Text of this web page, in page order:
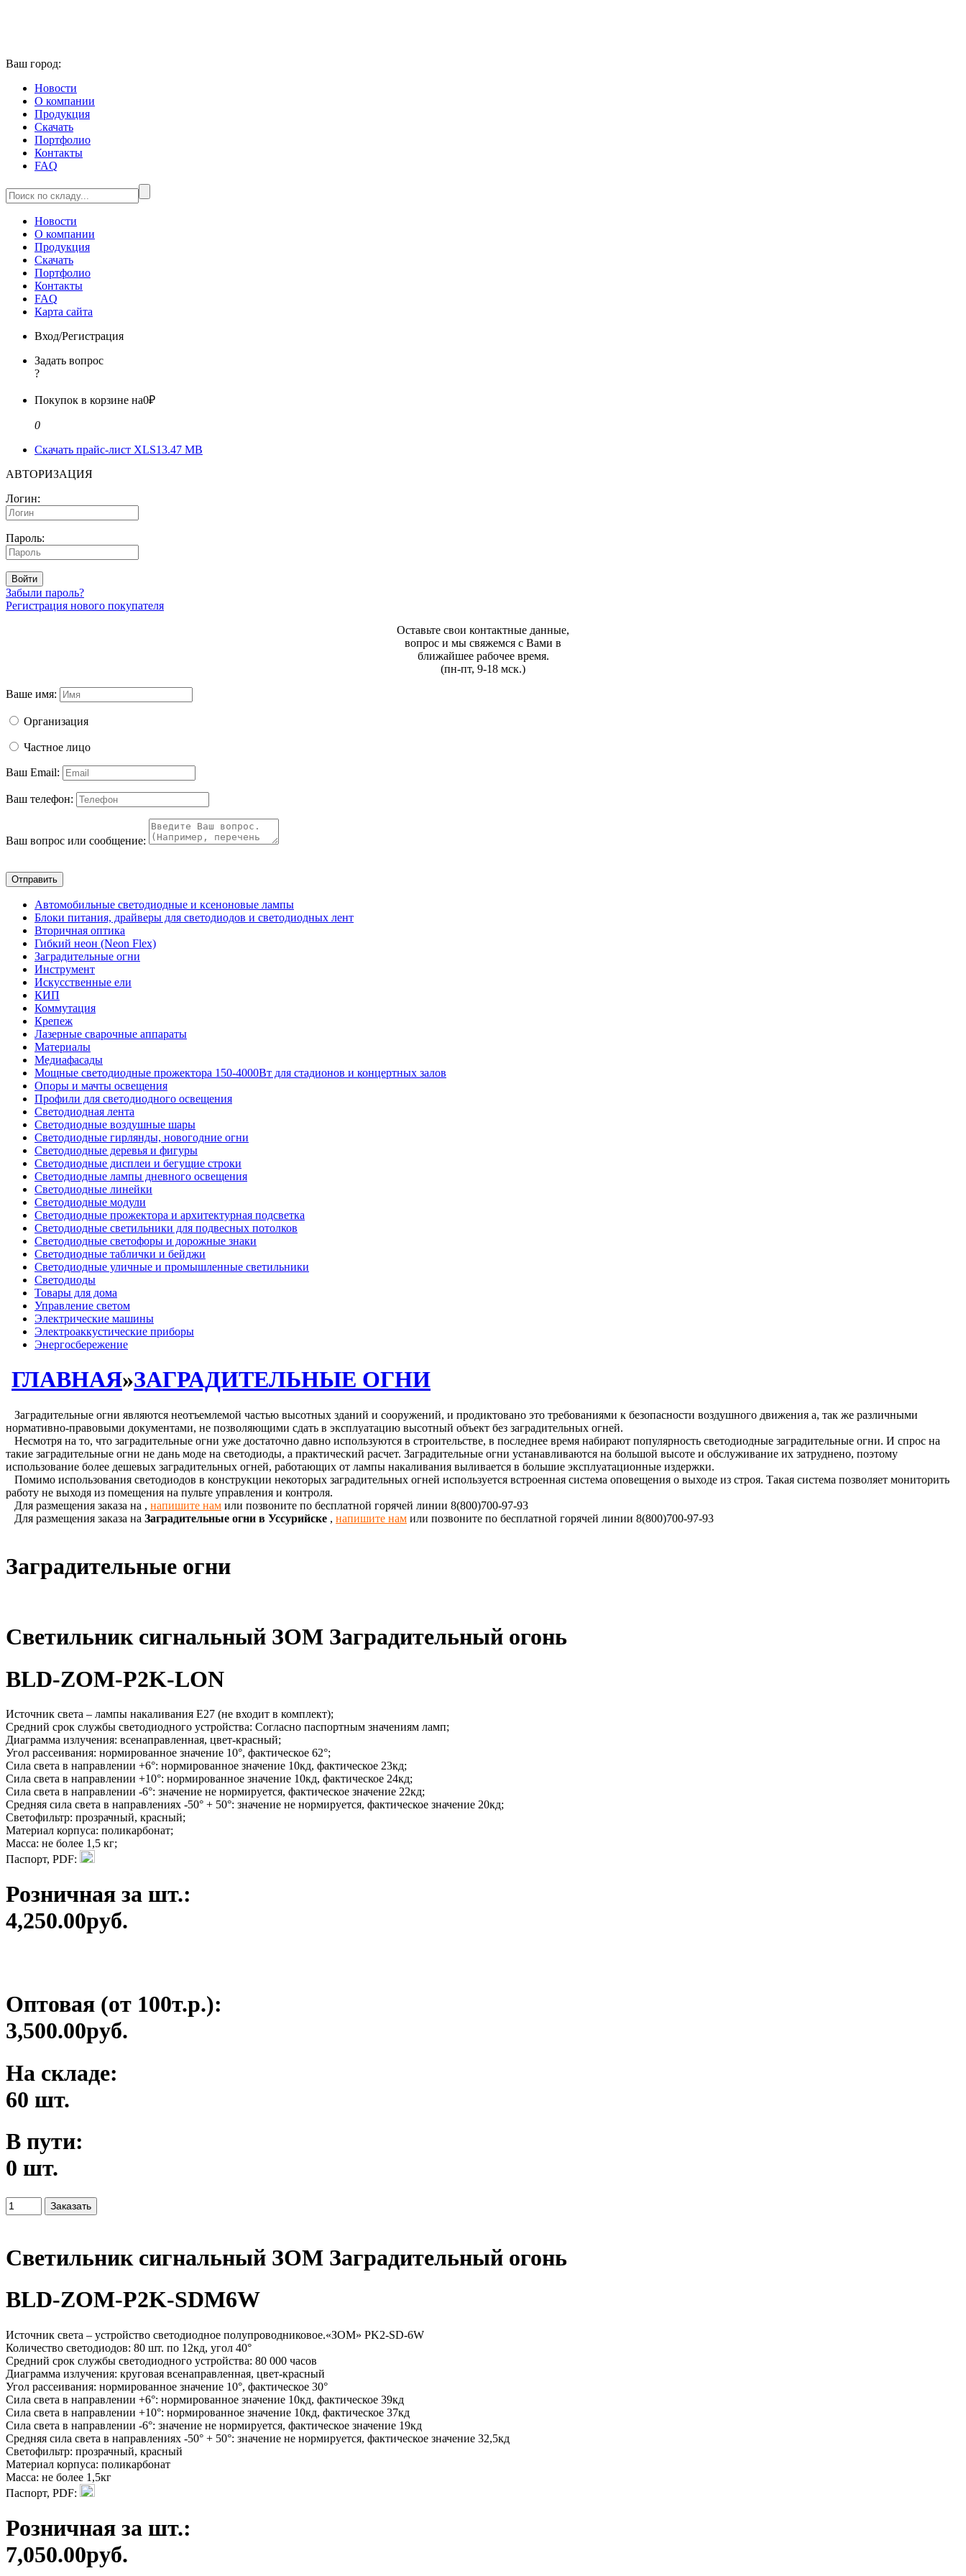
Ваш город:
Новости
О компании
Продукция
Скачать
Портфолио
Контакты
FAQ
Новости
О компании
Продукция
Скачать
Портфолио
Контакты
FAQ
Карта сайта
Вход/Регистрация
Задать вопрос
?
Покупок в корзине на0₽
0
Скачать прайс-лист XLS13.47 MB
АВТОРИЗАЦИЯ
Логин:
Пароль:
Войти
Забыли пароль?
Регистрация нового покупателя
Оставьте свои контактные данные,
вопрос и мы свяжемся с Вами в
ближайшее рабочее время.
(пн-пт, 9-18 мск.)
Ваше имя:
Организация
Частное лицо
Ваш Email:
Ваш телефон:
Ваш вопрос или сообщение:
Отправить
Автомобильные светодиодные и ксеноновые лампы
Блоки питания, драйверы для светодиодов и светодиодных лент
Вторичная оптика
Гибкий неон (Neon Flex)
Заградительные огни
Инструмент
Искусственные ели
КИП
Коммутация
Крепеж
Лазерные сварочные аппараты
Материалы
Медиафасады
Мощные светодиодные прожектора 150-4000Вт для стадионов и концертных залов
Опоры и мачты освещения
Профили для светодиодного освещения
Светодиодная лента
Светодиодные воздушные шары
Светодиодные гирлянды, новогодние огни
Светодиодные деревья и фигуры
Светодиодные дисплеи и бегущие строки
Светодиодные лампы дневного освещения
Светодиодные линейки
Светодиодные модули
Светодиодные прожектора и архитектурная подсветка
Светодиодные светильники для подвесных потолков
Светодиодные светофоры и дорожные знаки
Светодиодные таблички и бейджи
Светодиодные уличные и промышленные светильники
Светодиоды
Товары для дома
Управление светом
Электрические машины
Электроаккустические приборы
Энергосбережение
ГЛАВНАЯ»ЗАГРАДИТЕЛЬНЫЕ ОГНИ
Заградительные огни являются неотъемлемой частью высотных зданий и сооружений, и продиктовано это требованиями к безопасности воздушного движения а, так же различными
нормативно-правовыми документами, не позволяющими сдать в эксплуатацию высотный объект без заградительных огней.
Несмотря на то, что заградительные огни уже достаточно давно используются в строительстве, в последнее время набирают популярность светодиодные заградительные огни. И спрос на
такие заградительные огни не дань моде на светодиоды, а практический расчет. Заградительные огни устанавливаются на большой высоте и обслуживание их затруднено, поэтому
использование более дешевых заградительных огней, работающих от лампы накаливания выливается в большие эксплуатационные издержки.
Помимо использования светодиодов в конструкции некоторых заградительных огней используется встроенная система оповещения о выходе из строя. Такая система позволяет мониторить
работу не выходя из помещения на пульте управления и контроля.
Для размещения заказа на , напишите нам или позвоните по бесплатной горячей линии 8(800)700-97-93
Для размещения заказа на Заградительные огни в Уссурийске , напишите нам или позвоните по бесплатной горячей линии 8(800)700-97-93
Заградительные огни
Светильник сигнальный ЗОМ Заградительный огонь
BLD-ZOM-P2K-LON
Источник света – лампы накаливания Е27 (не входит в комплект);
Средний срок службы светодиодного устройства: Согласно паспортным значениям ламп;
Диаграмма излучения: всенаправленная, цвет-красный;
Угол рассеивания: нормированное значение 10°, фактическое 62°;
Сила света в направлении +6°: нормированное значение 10кд, фактическое 23кд;
Сила света в направлении +10°: нормированное значение 10кд, фактическое 24кд;
Сила света в направлении -6°: значение не нормируется, фактическое значение 22кд;
Средняя сила света в направлениях -50° + 50°: значение не нормируется, фактическое значение 20кд;
Светофильтр: прозрачный, красный;
Материал корпуса: поликарбонат;
Масса: не более 1,5 кг;
Паспорт, PDF:
Розничная за шт.:
4,250.00руб.
Оптовая (от 100т.р.):
3,500.00руб.
На складе:
60 шт.
В пути:
0 шт.
Светильник сигнальный ЗОМ Заградительный огонь
BLD-ZOM-P2K-SDM6W
Источник света – устройство светодиодное полупроводниковое.«ЗОМ» PK2-SD-6W
Количество светодиодов: 80 шт. по 12кд, угол 40°
Средний срок службы светодиодного устройства: 80 000 часов
Диаграмма излучения: круговая всенаправленная, цвет-красный
Угол рассеивания: нормированное значение 10°, фактическое 30°
Сила света в направлении +6°: нормированное значение 10кд, фактическое 39кд
Сила света в направлении +10°: нормированное значение 10кд, фактическое 37кд
Сила света в направлении -6°: значение не нормируется, фактическое значение 19кд
Средняя сила света в направлениях -50° + 50°: значение не нормируется, фактическое значение 32,5кд
Светофильтр: прозрачный, красный
Материал корпуса: поликарбонат
Масса: не более 1,5кг
Паспорт, PDF:
Розничная за шт.:
7,050.00руб.